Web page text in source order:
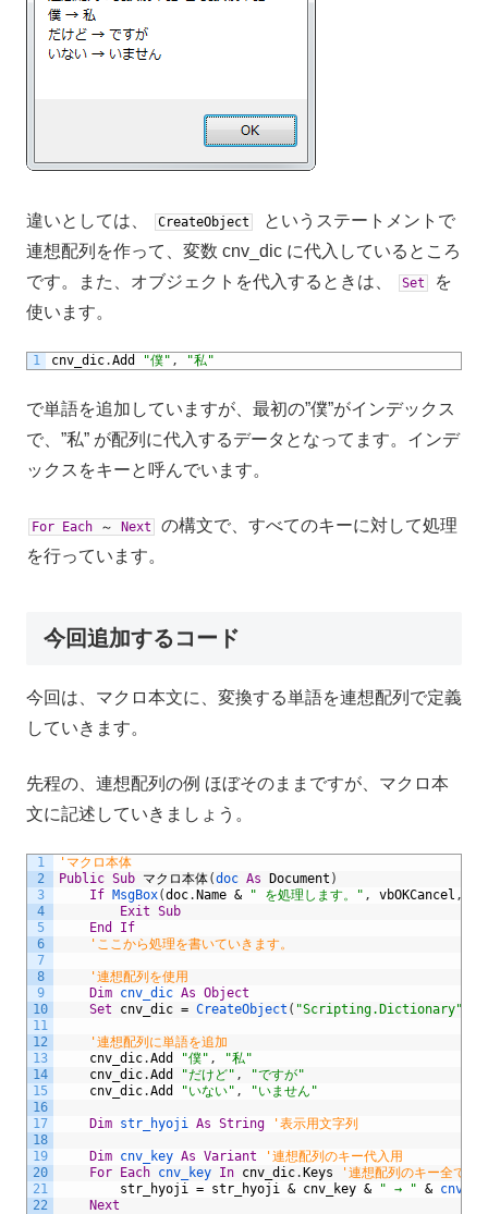
違いとしては、 CreateObject
というステートメントで
連想配列を作って、変数 cnv_dic に代入しているところ
です。また、オブジェクトを代入するときは、
Set
を
使います。
1 cnv_dic.Add "僕" , "私"
で単語を追加していますが、最初の”僕”がインデックス
で、”私” が配列に代入するデータとなってます。インデ
ックスをキーと呼んでいます。
For Each ～ Next
の構文で、すべてのキーに対して処理
を行っています。
今回追加するコード
今回は、マクロ本文に、変換する単語を連想配列で定義
していきます。
先程の、連想配列の例 ほぼそのままですが、マクロ本
文に記述していきましょう。
1
2
3
4
5
6
7
8
9
10
11
12
13
14
15
16
17
18
19
20
21
22
'マクロ本体
Public Sub マクロ本体(doc As Document )
If MsgBox(doc.Name & " を処理します。" , vbOKCancel ,
Exit Sub
End
If
'ここから処理を書いていきます。
'連想配列を使用
Dim cnv_dic As Object
Set
cnv_dic = CreateObject ( "Scripting.Dictionary"
'連想配列に単語を追加
cnv_dic.Add "僕" ,
"私"
cnv_dic.Add "だけど" ,
"ですが"
cnv_dic.Add "いない" , "いません"
Dim str_hyoji As String '表示用文字列
Dim cnv_key As Variant
'連想配列のキー代入用
For Each cnv_key In cnv_dic.Keys
'連想配列のキー全てに
str_hyoji = str_hyoji & cnv_key & " → " &
Next